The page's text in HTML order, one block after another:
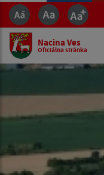
Nacina Ves
Oficiálna stránka